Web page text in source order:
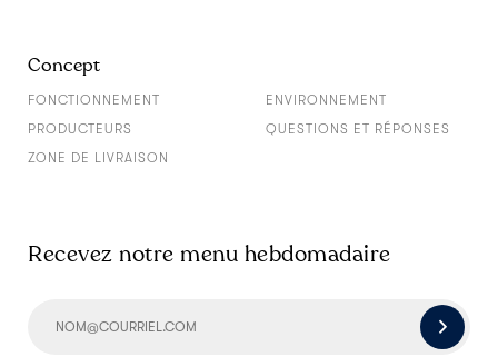
Concept
FONCTIONNEMENT
ENVIRONNEMENT
PRODUCTEURS
QUESTIONS ET RÉPONSES
ZONE DE LIVRAISON
Recevez notre menu hebdomadaire